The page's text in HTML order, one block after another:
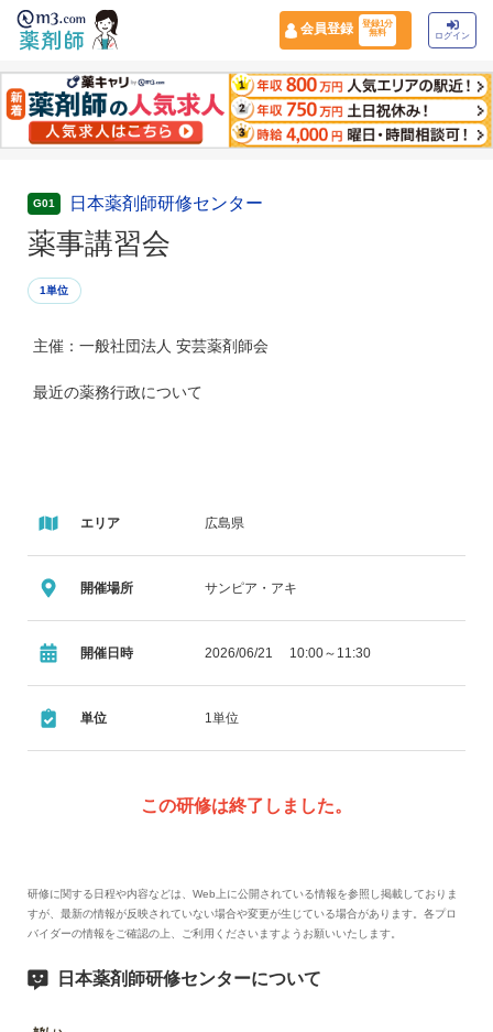
会員登録
登録1分
無料
ログイン
G01 日本薬剤師研修センター
薬事講習会
1単位
主催：一般社団法人 安芸薬剤師会
最近の薬務行政について
エリア 広島県
開催場所 サンピア・アキ
開催日時 2026/06/21 10:00～11:30
単位 1単位
この研修は終了しました。
研修に関する日程や内容などは、Web上に公開されている情報を参照し掲載しておりま
すが、最新の情報が反映されていない場合や変更が生じている場合があります。各プロ
バイダーの情報をご確認の上、ご利用くださいますようお願いいたします。
日本薬剤師研修センターについて